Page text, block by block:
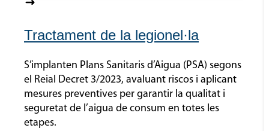
Tractament de la legionel·la
S’implanten Plans Sanitaris d’Aigua (PSA) segons
el Reial Decret 3/2023, avaluant riscos i aplicant
mesures preventives per garantir la qualitat i
seguretat de l’aigua de consum en totes les
etapes.